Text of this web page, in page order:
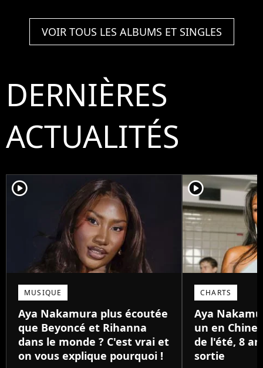
VOIR TOUS LES ALBUMS ET SINGLES
DERNIÈRES
ACTUALITÉS
player2
MUSIQUE
Aya Nakamura plus écoutée
que Beyoncé et Rihanna
dans le monde ? C'est vrai et
on vous explique pourquoi !
player2
CHARTS
Aya
un en Chine
de l'été, 8
sortie